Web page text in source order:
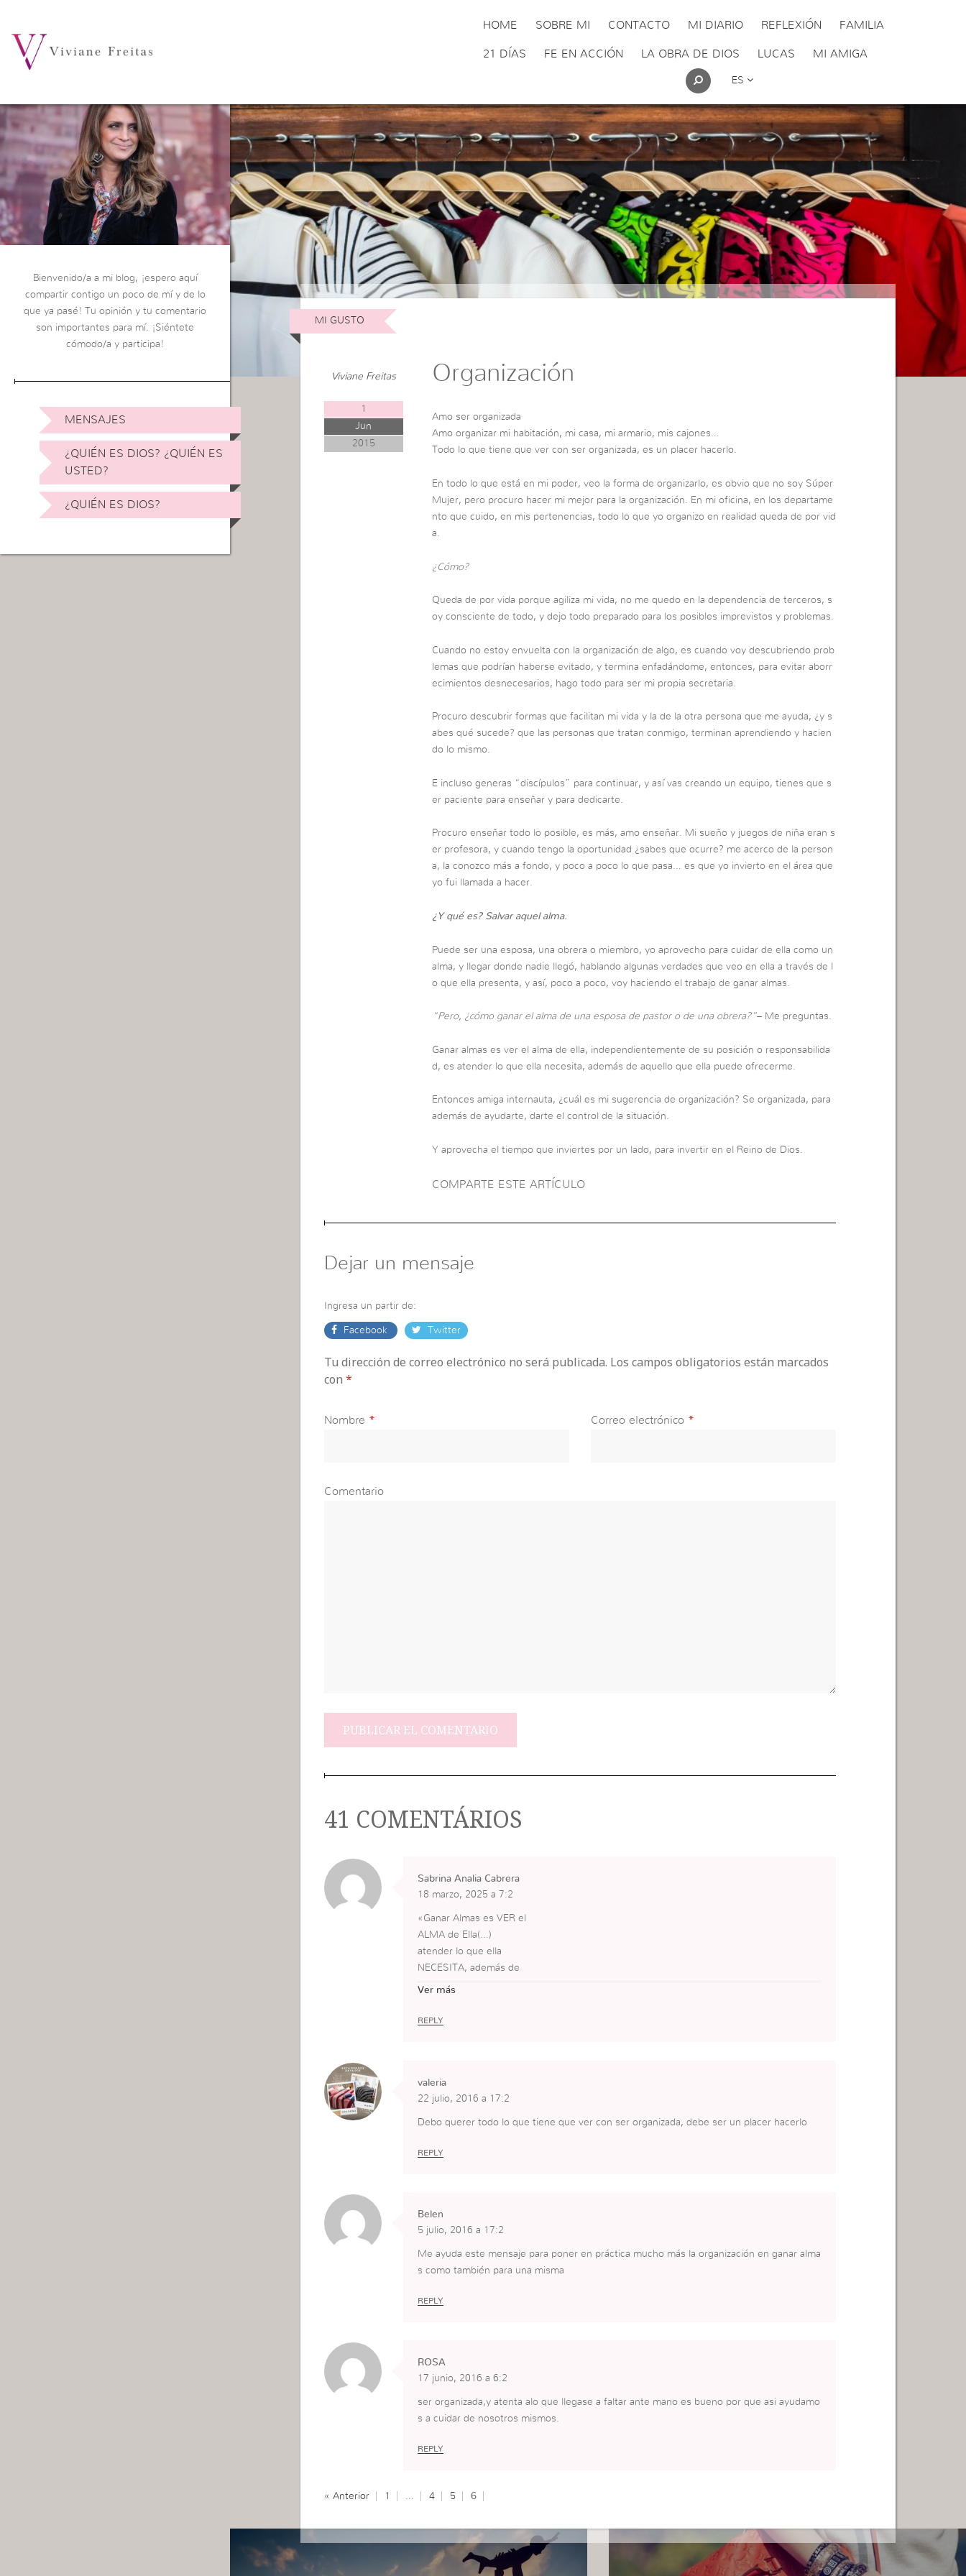
HOME SOBRE MI CONTACTO MI DIARIO REFLEXIÓN FAMILIA
21 DÍAS FE EN ACCIÓN LA OBRA DE DIOS LUCAS MI AMIGA
ES
Bienvenido/a a mi blog, ¡espero aquí
compartir contigo un poco de mí y de lo
que ya pasé! Tu opinión y tu comentario
son importantes para mí. ¡Siéntete
cómodo/a y participa!
MENSAJES
¿QUIÉN ES DIOS? ¿QUIÉN ES
USTED?
¿QUIÉN ES DIOS?
MI GUSTO
Viviane Freitas
1
Jun
2015
Organización
Amo ser organizada
Amo organizar mi habitación, mi casa, mi armario, mis cajones…
Todo lo que tiene que ver con ser organizada, es un placer hacerlo.
En todo lo que está en mi poder, veo la forma de organizarlo, es obvio que no soy Súper
Mujer, pero procuro hacer mi mejor para la organización. En mi oficina, en los departame
nto que cuido, en mis pertenencias, todo lo que yo organizo en realidad queda de por vid
a.
¿Cómo?
Queda de por vida porque agiliza mi vida, no me quedo en la dependencia de terceros, s
oy consciente de todo, y dejo todo preparado para los posibles imprevistos y problemas.
Cuando no estoy envuelta con la organización de algo, es cuando voy descubriendo prob
lemas que podrían haberse evitado, y termina enfadándome, entonces, para evitar aborr
ecimientos desnecesarios, hago todo para ser mi propia secretaria.
Procuro descubrir formas que facilitan mi vida y la de la otra persona que me ayuda, ¿y s
abes qué sucede? que las personas que tratan conmigo, terminan aprendiendo y hacien
do lo mismo.
E incluso generas “discípulos” para continuar, y así vas creando un equipo, tienes que s
er paciente para enseñar y para dedicarte.
Procuro enseñar todo lo posible, es más, amo enseñar. Mi sueño y juegos de niña eran s
er profesora, y cuando tengo la oportunidad ¿sabes que ocurre? me acerco de la person
a, la conozco más a fondo, y poco a poco lo que pasa… es que yo invierto en el área que
yo fui llamada a hacer.
¿Y qué es? Salvar aquel alma.
Puede ser una esposa, una obrera o miembro, yo aprovecho para cuidar de ella como un
alma, y llegar donde nadie llegó, hablando algunas verdades que veo en ella a través de l
o que ella presenta, y así, poco a poco, voy haciendo el trabajo de ganar almas.
“Pero, ¿cómo ganar el alma de una esposa de pastor o de una obrera?”– Me preguntas.
Ganar almas es ver el alma de ella, independientemente de su posición o responsabilida
d, es atender lo que ella necesita, además de aquello que ella puede ofrecerme.
Entonces amiga internauta, ¿cuál es mi sugerencia de organización? Se organizada, para
además de ayudarte, darte el control de la situación.
Y aprovecha el tiempo que inviertes por un lado, para invertir en el Reino de Dios.
COMPARTE ESTE ARTÍCULO
Dejar un mensaje
Ingresa un partir de:
Facebook Twitter
Tu dirección de correo electrónico no será publicada. Los campos obligatorios están marcados
con *
Nombre * Correo electrónico *
Comentario
41 COMENTÁRIOS
Sabrina Analia Cabrera
18 marzo, 2025 a 7:2
«Ganar Almas es VER el
ALMA de Ella(…)
atender lo que ella
NECESITA, además de
Aquello que Ella Puede
Viviane Freitas
Ambas Partes son
Beneficiadas. Ambos
Participantes Crecen.
No sabemos TODO.
(Sócrates) es un Método
Consistente en
PREGUNTAR. El
que RESPONDE llega a
RECONOCE SU LÍMITE
«LOS «OTROS» son
DOCENTES.
Los Roles son
ROTATIVOS.
APRENDER Y ENSEÑAR.
AUTORIDAD PARA
LA OBSERVACIÓN LO
ES TODO PORQUE TODO
EDUCA; INCLUSIVE
Ver más
REPLY
valeria
22 julio, 2016 a 17:2
Debo querer todo lo que tiene que ver con ser organizada, debe ser un placer hacerlo
REPLY
Belen
5 julio, 2016 a 17:2
Me ayuda este mensaje para poner en práctica mucho más la organización en ganar alma
s como también para una misma
REPLY
ROSA
17 junio, 2016 a 6:2
ser organizada,y atenta alo que llegase a faltar ante mano es bueno por que asi ayudamo
s a cuidar de nosotros mismos.
REPLY
« Anterior 1 4 5 6